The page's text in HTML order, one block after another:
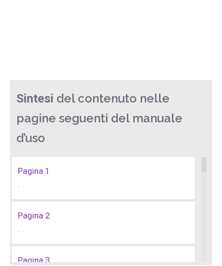
Sintesi del contenuto nelle
pagine seguenti del manuale
d’uso
Pagina 1
.
Pagina 2
.
Pagina 3